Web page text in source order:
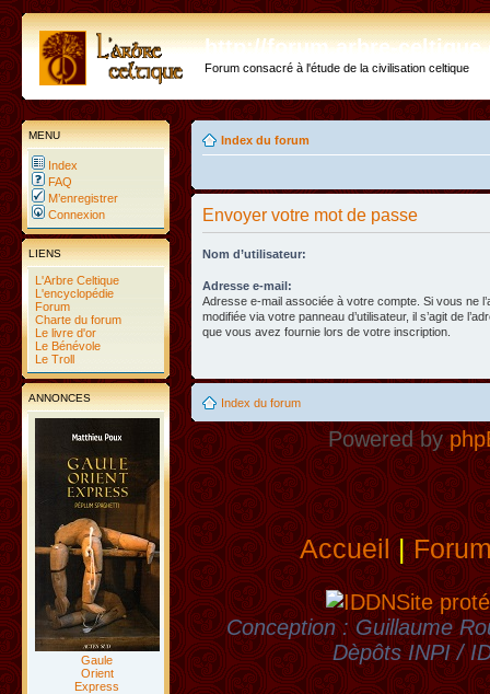
http://forum.arbre-
Forum consacré à l'étude de la civilisation celtique
MENU
Index
FAQ
M’enregistrer
Connexion
LIENS
L'Arbre Celtique
L'encyclopédie
Forum
Charte du forum
Le livre d'or
Le Bénévole
Le Troll
ANNONCES
Gaule
Orient
Express
Index du forum
Envoyer votre mot de passe
Nom d’utilisateur:
Adresse e-mail:
Adresse e-mail associée à votre compte. Si vous ne
modifiée via votre panneau d’utilisateur, il s’agit de
que vous avez fournie lors de votre inscription.
Index du forum
Powered by
Accueil|
Site
Conception : Guillaume
Dèpôts INPI /